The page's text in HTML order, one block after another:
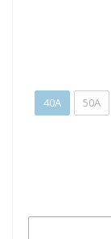
40А 50А